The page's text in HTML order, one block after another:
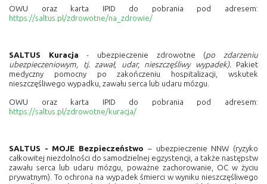
OWU oraz karta IPID do pobrania pod adresem:
https://saltus.pl/zdrowotne/na_zdrowie/
SALTUS Kuracja - ubezpieczenie zdrowotne (po zdarzeniu
ubezpieczeniowym, tj. zawał, udar, nieszczęśliwy wypadek). Pakiet
medyczny pomocny po zakończeniu hospitalizacji, wskutek
nieszczęśliwego wypadku, zawału serca lub udaru mózgu.
OWU oraz karta IPID do pobrania pod adresem:
https://saltus.pl/zdrowotne/kuracja/
SALTUS - MOJE Bezpieczeństwo – ubezpieczenie NNW (ryzyko
całkowitej niezdolności do samodzielnej egzystencji, a także następstw
zawału serca lub udaru mózgu, poważne zachorowanie, OC w życiu
prywatnym). To ochrona na wypadek śmierci w wyniku nieszczęśliwego